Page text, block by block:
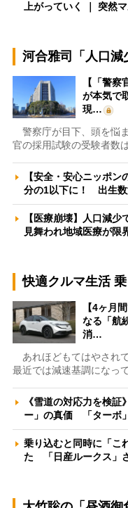
上がっていく ｜ 突然
河合雅司「人口減
【「警
が本気で
現…
警察庁が目下、頭を悩
官の採用試験の受験者数
【安全・安心ニッポ
分の1以下に！ 出生
【医療崩壊】人口減
見舞われ地域医療が
快適クルマ生活
【4ヶ月
なる「航
消…
あれほどもてはやされ
最近では減速基調になっ
《雪道の対応力を検
ー」の真価 「ターボ
乗り込むと同時に「こ
た 「日産ルークス」